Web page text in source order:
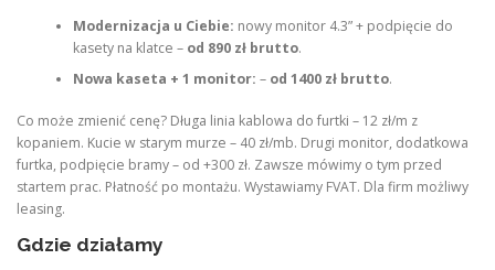
Modernizacja u Ciebie: nowy monitor 4.3” + podpięcie do
kasety na klatce – od 890 zł brutto.
Nowa kaseta + 1 monitor: – od 1400 zł brutto.
Co może zmienić cenę? Długa linia kablowa do furtki – 12 zł/m z
kopaniem. Kucie w starym murze – 40 zł/mb. Drugi monitor, dodatkowa
furtka, podpięcie bramy – od +300 zł. Zawsze mówimy o tym przed
startem prac. Płatność po montażu. Wystawiamy FVAT. Dla firm możliwy
leasing.
Gdzie działamy